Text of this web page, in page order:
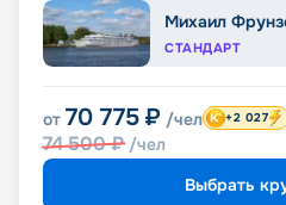
Михаил
СТАНДАРТ
от 70 775 ₽ /чел
74 500₽ /чел
+2 027
Выбрать